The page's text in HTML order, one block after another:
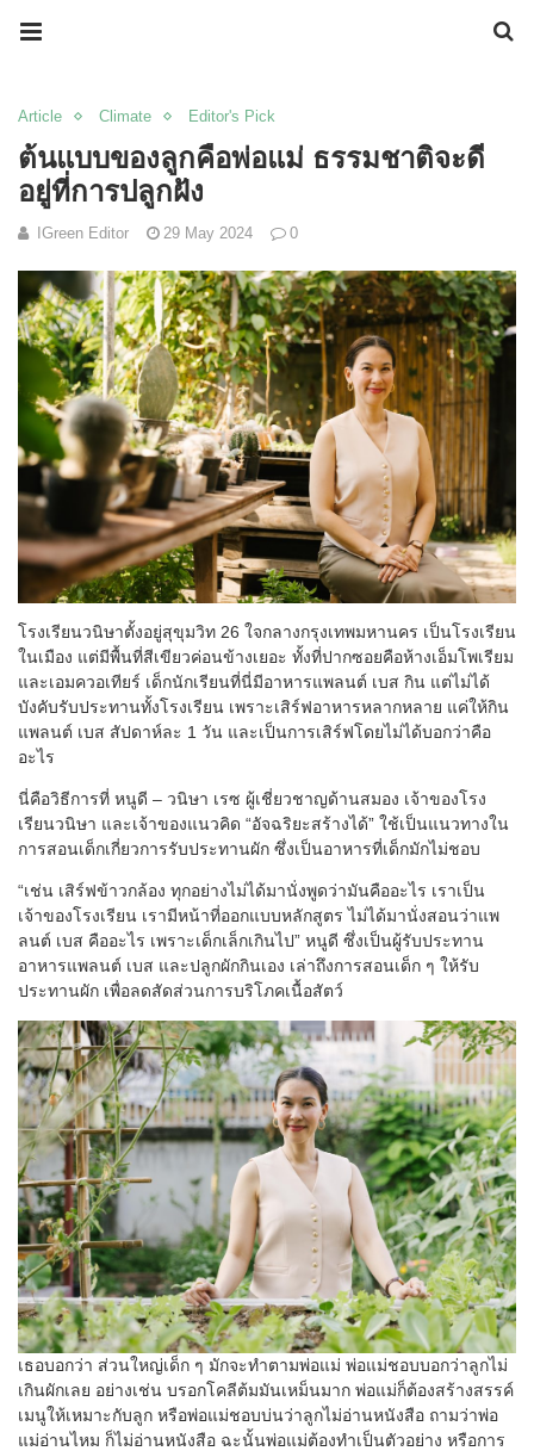
Article Climate Editor's Pick
ต้นแบบของลูกคือพ่อแม่ ธรรมชาติจะดี
อยู่ที่การปลูกฝัง
IGreen Editor 29 May 2024 0
โรงเรียนวนิษาตั้งอยู่สุขุมวิท 26 ใจกลางกรุงเทพมหานคร เป็นโรงเรียน
ในเมือง แต่มีพื้นที่สีเขียวค่อนข้างเยอะ ทั้งที่ปากซอยคือห้างเอ็มโพเรียม
และเอมควอเทียร์ เด็กนักเรียนที่นี่มีอาหารแพลนต์ เบส กิน แต่ไม่ได้
บังคับรับประทานทั้งโรงเรียน เพราะเสิร์ฟอาหารหลากหลาย แค่ให้กิน
แพลนต์ เบส สัปดาห์ละ 1 วัน และเป็นการเสิร์ฟโดยไม่ได้บอกว่าคือ
อะไร
นี่คือวิธีการที่ หนูดี – วนิษา เรซ ผู้เชี่ยวชาญด้านสมอง เจ้าของโรง
เรียนวนิษา และเจ้าของแนวคิด “อัจฉริยะสร้างได้” ใช้เป็นแนวทางใน
การสอนเด็กเกี่ยวการรับประทานผัก ซึ่งเป็นอาหารที่เด็กมักไม่ชอบ
“เช่น เสิร์ฟข้าวกล้อง ทุกอย่างไม่ได้มานั่งพูดว่ามันคืออะไร เราเป็น
เจ้าของโรงเรียน เรามีหน้าที่ออกแบบหลักสูตร ไม่ได้มานั่งสอนว่าแพ
ลนต์ เบส คืออะไร เพราะเด็กเล็กเกินไป” หนูดี ซึ่งเป็นผู้รับประทาน
อาหารแพลนต์ เบส และปลูกผักกินเอง เล่าถึงการสอนเด็ก ๆ ให้รับ
ประทานผัก เพื่อลดสัดส่วนการบริโภคเนื้อสัตว์
เธอบอกว่า ส่วนใหญ่เด็ก ๆ มักจะทำตามพ่อแม่ พ่อแม่ชอบบอกว่าลูกไม่
เกินผักเลย อย่างเช่น บรอกโคลีต้มมันเหม็นมาก พ่อแม่ก็ต้องสร้างสรรค์
เมนูให้เหมาะกับลูก หรือพ่อแม่ชอบบ่นว่าลูกไม่อ่านหนังสือ ถามว่าพ่อ
แม่อ่านไหม ก็ไม่อ่านหนังสือ ฉะนั้นพ่อแม่ต้องทำเป็นตัวอย่าง หรือการ